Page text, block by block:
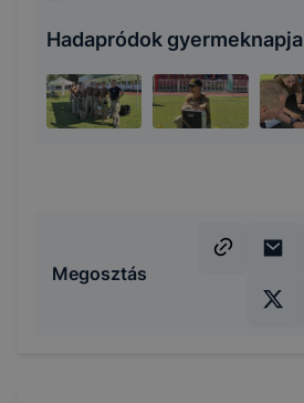
Hadapródok gyermeknapja
Megosztás